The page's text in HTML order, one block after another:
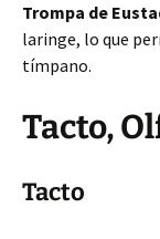
Trompa de
laringe, lo que
tímpano.
Tacto,
Tacto